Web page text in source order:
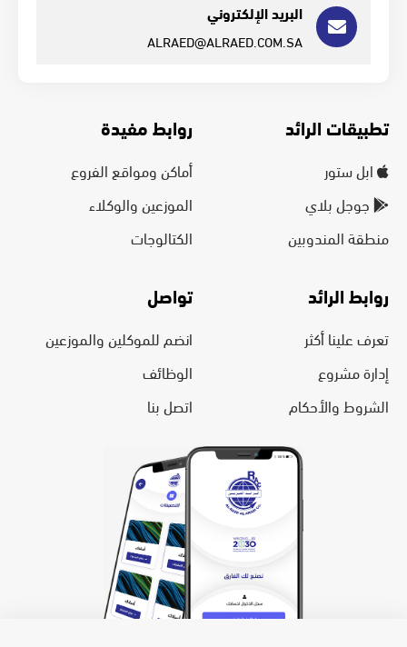
البريد الإلكتروني
ALRAED@ALRAED.COM.SA
تطبيقات الرائد
ابل ستور
جوجل بلاي
منطقة المندوبين
روابط مفيدة
أماكن ومواقع الفروع
الموزعين والوكلاء
الكتالوجات
روابط الرائد
تعرف علينا أكثر
إدارة مشروع
الشروط والأحكام
تواصل
انضم للموكلين والموزعين
الوظائف
اتصل بنا